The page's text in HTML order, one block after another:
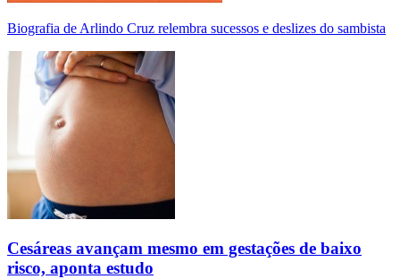
Biografia de Arlindo Cruz relembra sucessos e deslizes do sambista
Cesáreas avançam mesmo em gestações de baixo
risco, aponta estudo